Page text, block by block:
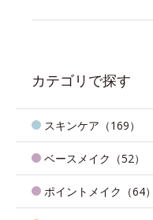
カテゴリで探す
スキンケア（169）
ベースメイク（52）
ポイントメイク（64）